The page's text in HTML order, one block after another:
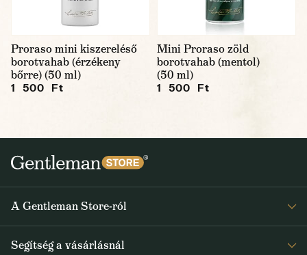
Proraso mini kiszereléső
borotvahab (érzékeny
bőrre) (50 ml)
1 500 Ft
Mini Proraso zöld
borotvahab (mentol)
(50 ml)
1 500 Ft
A Gentleman Store-ról
Segítség a vásárlásnál